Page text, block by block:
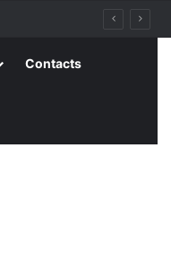
Contacts